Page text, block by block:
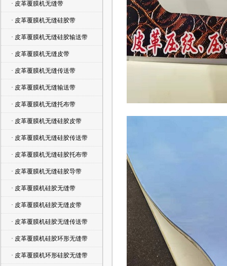
· 皮革覆膜机无缝带
· 皮革覆膜机无缝硅胶带
· 皮革覆膜机无缝硅胶输送带
· 皮革覆膜机无缝皮带
· 皮革覆膜机无缝传送带
· 皮革覆膜机无缝输送带
· 皮革覆膜机无缝托布带
· 皮革覆膜机无缝硅胶皮带
· 皮革覆膜机无缝硅胶传送带
· 皮革覆膜机无缝硅胶托布带
· 皮革覆膜机无缝硅胶导带
· 皮革覆膜机硅胶无缝带
· 皮革覆膜机硅胶无缝皮带
· 皮革覆膜机硅胶无缝传送带
· 皮革覆膜机硅胶环形无缝带
· 皮革覆膜机环形硅胶无缝带